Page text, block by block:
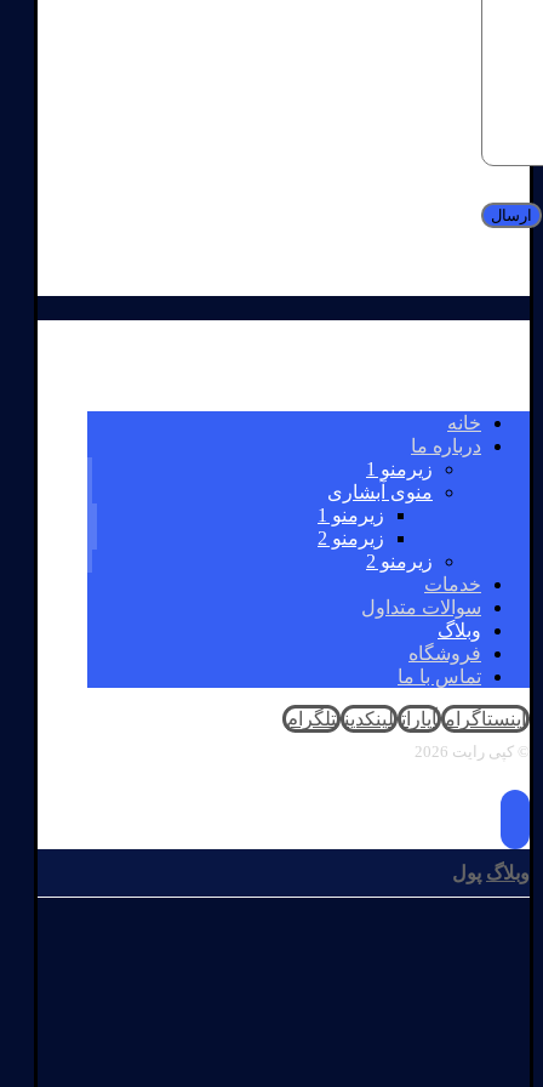
خانه
درباره ما
زیرمنو 1
منوی آبشاری
زیرمنو 1
زیرمنو 2
زیرمنو 2
خدمات
سوالات متداول
وبلاگ
فروشگاه
تماس با ما
اینستاگرام آپارات لینکدین تلگرام
© کپی رایت 2026
وبلاگ پول